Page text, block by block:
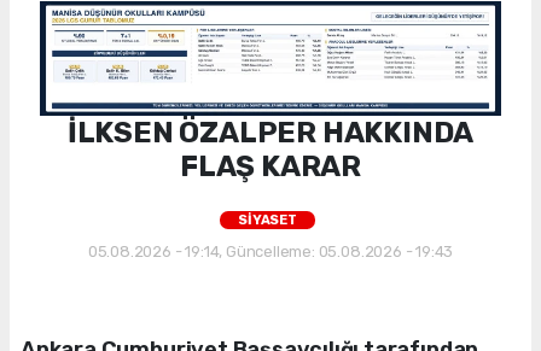
İLKSEN ÖZALPER HAKKINDA
FLAŞ KARAR
SİYASET
05.08.2026 - 19:14, Güncelleme: 05.08.2026 - 19:43